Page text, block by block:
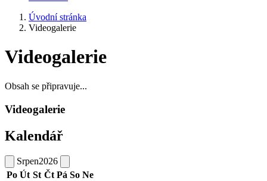
Úvodní stránka
Videogalerie
Videogalerie
Obsah se připravuje...
Videogalerie
Kalendář
Srpen2026
Po Út St Čt Pá So Ne